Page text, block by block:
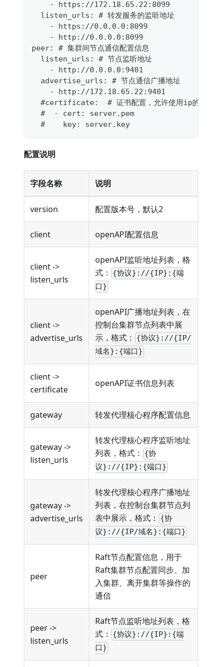
    - https://172.18.65.22:8099
  listen_urls: # 转发服务的监听地址
    - https://0.0.0.0:8099
    - http://0.0.0.0:8099
peer: # 集群间节点通信配置信息
  listen_urls: # 节点监听地址
    - http://0.0.0.0:9401
  advertise_urls: # 节点通信广播地址
    - http://172.18.65.22:9401
#certificate:  # 证书配置，允许使用ip的自签
  #  - cert: server.pem
  #    key: server.key
配置说明
字段名称 说明
version 配置版本号，默认2
client openAPI配置信息
client ->
listen_urls
openAPI监听地址列表，格
式：
{协议}://{IP}:{端
口}
client ->
advertise_urls
openAPI广播地址列表，在
控制台集群节点列表中展
示，格式：
{协议}://{IP/
域名}:{端口}
client ->
certificate
openAPI证书信息列表
gateway 转发代理核心程序配置信息
gateway ->
listen_urls
转发代理核心程序监听地址
列表，格式：
{协
议}://{IP}:{端口}
gateway ->
advertise_urls
转发代理核心程序广播地址
列表，在控制台集群节点列
表中展示，格式：
{协
议}://{IP/域名}:{端口}
peer
Raft节点配置信息，用于
Raft集群节点配置同步、加
入集群、离开集群等操作的
通信
peer ->
listen_urls
Raft节点监听地址列表，格
式：
{协议}://{IP}:{端
口}